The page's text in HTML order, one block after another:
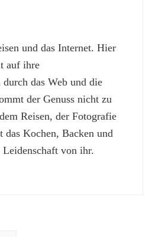
und das Internet. Hier
auf ihre
durch das Web und die
der Genuss nicht zu
Reisen, der Fotografie
das Kochen, Backen und
Leidenschaft von ihr.